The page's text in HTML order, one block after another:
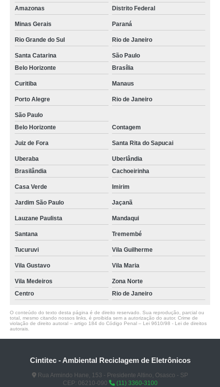
Amazonas
Distrito Federal
Minas Gerais Paraná
Rio Grande do Sul Rio de Janeiro
Santa Catarina
São Paulo
Belo Horizonte
Brasília
Curitiba Manaus
Porto Alegre Rio de Janeiro
São Paulo
Belo Horizonte
Contagem
Juiz de Fora Santa Rita do Sapucai
Uberaba
Uberlândia
Brasilândia
Cachoeirinha
Casa Verde Imirim
Jardim São Paulo Jaçanã
Lauzane Paulista Mandaqui
Santana Tremembé
Tucuruvi Vila Guilherme
Vila Gustavo Vila Maria
Vila Medeiros
Zona Norte
Centro
Rio de Janeiro
O conteúdo do texto desta página é de direito reservado. Sua reprodução, parcial ou
total, mesmo citando nossos links, é proibida sem a autorização do autor. Crime de
violação de direito autoral – artigo 184 do Código Penal – Lei 9610/98 - Lei de direitos
autorais
Cintitec - Ambiental Reciclagem de Eletrônicos
Rua Armindo Hane, 153 - Presidente Altino, Osasco - SP
CEP: 06210-090
(11) 3360-3100